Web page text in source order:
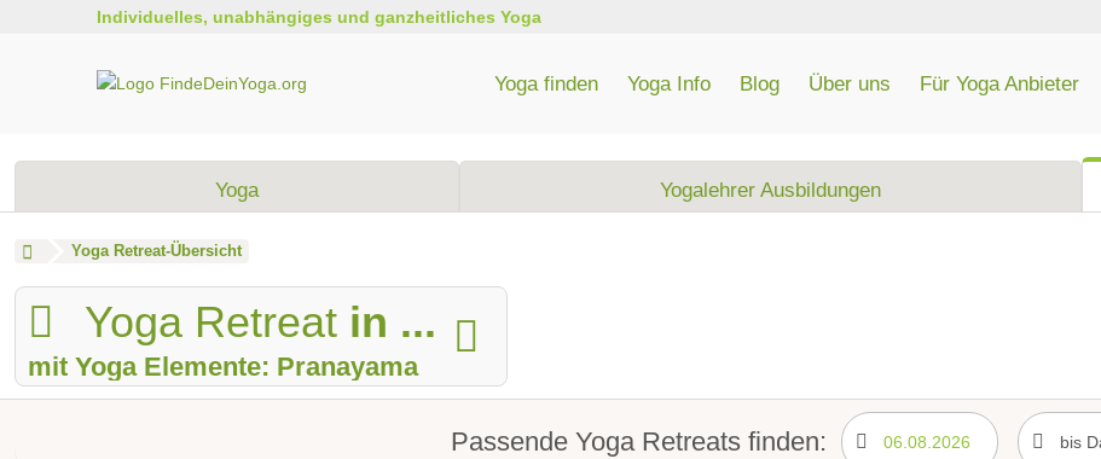
Individuelles, unabhängiges und ganzheitliches Yoga
Yoga finden Yoga Info Blog Über uns Für Yoga Anbieter
Yoga Yogalehrer Ausbildungen
Yoga Retreat-Übersicht
Yoga Retreat in ...
mit Yoga Elemente: Pranayama
Passende Yoga Retreats finden: